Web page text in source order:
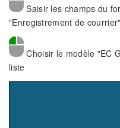
Saisir les champs du
"Enregistrement de
Choisir le modèle "EC
liste